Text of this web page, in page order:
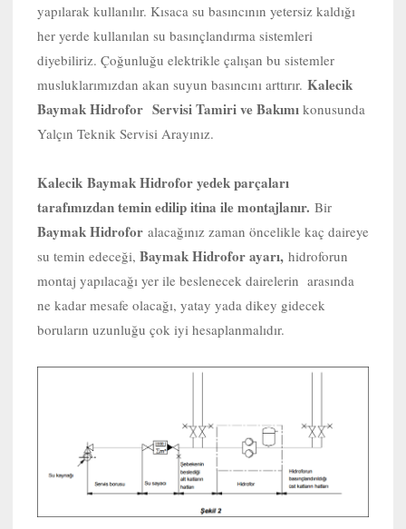
yapılarak kullanılır. Kısaca su basıncının yetersiz kaldığı
her yerde kullanılan su basınçlandırma sistemleri
diyebiliriz. Çoğunluğu elektrikle çalışan bu sistemler
musluklarımızdan akan suyun basıncını arttırır. Kalecik
Baymak Hidrofor Servisi Tamiri ve Bakımı konusunda
Yalçın Teknik Servisi Arayınız.
Kalecik Baymak Hidrofor yedek parçaları
tarafımızdan temin edilip itina ile montajlanır. Bir
Baymak Hidrofor alacağınız zaman öncelikle kaç daireye
su temin edeceği, Baymak Hidrofor ayarı, hidroforun
montaj yapılacağı yer ile beslenecek dairelerin arasında
ne kadar mesafe olacağı, yatay yada dikey gidecek
boruların uzunluğu çok iyi hesaplanmalıdır.